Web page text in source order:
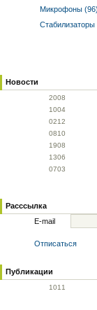
Микрофоны (96)
Стабилизаторы
Новости
2008
1004
0212
0810
1908
1306
0703
Расссылка
E-mail
Отписаться
Публикации
1011